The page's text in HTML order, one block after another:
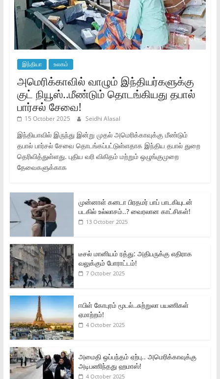
இந்தியா உலகம்
அமெரிக்காவில் வாழும் இந்தியர்களுக்கு
குட் நியூஸ்..மீண்டும் தொடங்கியது தபால்
பார்சல் சேவை!
15 October 2025 Seidhi Alasal
இந்தியாவில் இருந்து இன்று முதல் அமெரிக்காவுக்கு மீண்டும்
தபால் பார்சல் சேவை தொடங்கப்பட்டுள்ளதாக இந்திய தபால் துறை
தெரிவித்துள்ளது. புதிய வரி விகிதம் மற்றும் ஒழுங்குமுறை
தேவைகளுக்காக
முன்னாள் கனடா பிரதமர் பாப் பாடகியுடன்
படகில் உல்லாசம்..? வைரலான காட்சிகள்!
13 October 2025
டீசல் மானியம் ரத்து: அதிபருக்கு எதிராக
வலுக்கும் போராட்டம்!
7 October 2025
ஈபிள் கோபுரம் மூடல்..சுற்றுலா பயணிகள்
ஏமாற்றம்!
4 October 2025
அமைதி ஒப்பந்தம் ஏற்பு.. அமெரிக்காவுக்கு
அடிபணிந்தது ஹமாஸ்!
4 October 2025